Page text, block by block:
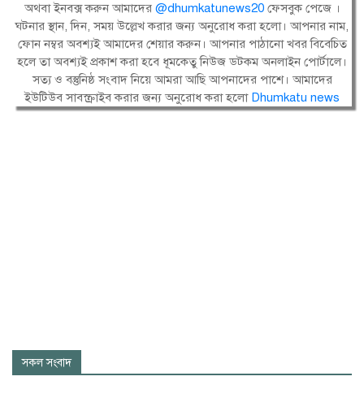
অথবা ইনবক্স করুন আমাদের@dhumkatunews20 ফেসবুক পেজে ।
ঘটনার স্থান, দিন, সময় উল্লেখ করার জন্য অনুরোধ করা হলো। আপনার নাম,
ফোন নম্বর অবশ্যই আমাদের শেয়ার করুন। আপনার পাঠানো খবর বিবেচিত
হলে তা অবশ্যই প্রকাশ করা হবে ধূমকেতু নিউজ ডটকম অনলাইন পোর্টালে।
সত্য ও বস্তুনিষ্ঠ সংবাদ নিয়ে আমরা আছি আপনাদের পাশে। আমাদের
ইউটিউব সাবস্ক্রাইব করার জন্য অনুরোধ করা হলো Dhumkatu news
সকল সংবাদ